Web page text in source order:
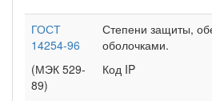
ГОСТ
14254-96
(МЭК 529-
89)
Степени защиты,
оболочками.
Код IP